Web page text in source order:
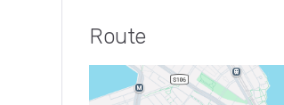
Route